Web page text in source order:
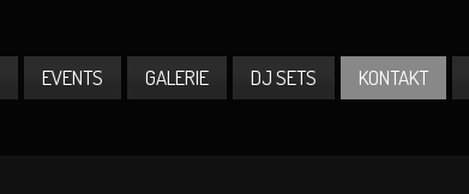
EVENTS GALERIE DJ SETS KONTAKT